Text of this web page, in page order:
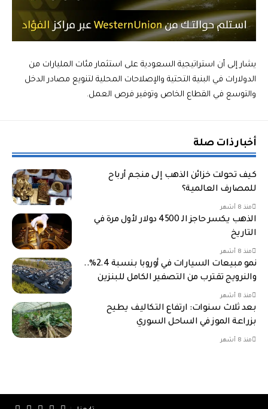
يشار إلى أن استراتيجية السعودية على استثمار مئات المليارات من
الدولارات في البنية التحتية والإصلاحات المحلية لتنويع مصادر الدخل
والتوسع في القطاع الخاص وتوفير فرص العمل.
أخبار ذات صلة
كيف تحولت خزائن الذهب إلى منجم أرباح
للمصارف العالمية؟
منذ 8 أشهر
الذهب يكسر حاجز الـ 4500 دولار لأول مرة في
التاريخ
منذ 8 أشهر
نمو مبيعات السيارات في أوروبا بنسبة 2.4%..
والنرويج تقترب من التصفير الكامل للبنزين
منذ 8 أشهر
بعد ثلاث سنوات: ارتفاع التكاليف يطيح
بزراعة الموز في الساحل السوري
منذ 8 أشهر